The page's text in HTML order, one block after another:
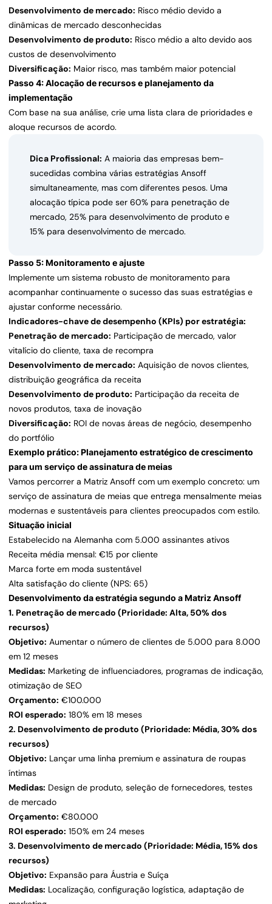
Desenvolvimento de mercado: Risco médio devido a
dinâmicas de mercado desconhecidas
Desenvolvimento de produto: Risco médio a alto devido aos
custos de desenvolvimento
Diversificação: Maior risco, mas também maior potencial
Passo 4: Alocação de recursos e planejamento da
implementação
Com base na sua análise, crie uma lista clara de prioridades e
aloque recursos de acordo.
Dica Profissional: A maioria das empresas bem-
sucedidas combina várias estratégias Ansoff
simultaneamente, mas com diferentes pesos. Uma
alocação típica pode ser 60% para penetração de
mercado, 25% para desenvolvimento de produto e
15% para desenvolvimento de mercado.
Passo 5: Monitoramento e ajuste
Implemente um sistema robusto de monitoramento para
acompanhar continuamente o sucesso das suas estratégias e
ajustar conforme necessário.
Indicadores-chave de desempenho (KPIs) por estratégia:
Penetração de mercado: Participação de mercado, valor
vitalício do cliente, taxa de recompra
Desenvolvimento de mercado: Aquisição de novos clientes,
distribuição geográfica da receita
Desenvolvimento de produto: Participação da receita de
novos produtos, taxa de inovação
Diversificação: ROI de novas áreas de negócio, desempenho
do portfólio
Exemplo prático: Planejamento estratégico de crescimento
para um serviço de assinatura de meias
Vamos percorrer a Matriz Ansoff com um exemplo concreto: um
serviço de assinatura de meias que entrega mensalmente meias
modernas e sustentáveis para clientes preocupados com estilo.
Situação inicial
Estabelecido na Alemanha com 5.000 assinantes ativos
Receita média mensal: €15 por cliente
Marca forte em moda sustentável
Alta satisfação do cliente (NPS: 65)
Desenvolvimento da estratégia segundo a Matriz Ansoff
1. Penetração de mercado (Prioridade: Alta, 50% dos
recursos)
Objetivo: Aumentar o número de clientes de 5.000 para 8.000
em 12 meses
Medidas: Marketing de influenciadores, programas de indicação,
otimização de SEO
Orçamento: €100.000
ROI esperado: 180% em 18 meses
2. Desenvolvimento de produto (Prioridade: Média, 30% dos
recursos)
Objetivo: Lançar uma linha premium e assinatura de roupas
íntimas
Medidas: Design de produto, seleção de fornecedores, testes
de mercado
Orçamento: €80.000
ROI esperado: 150% em 24 meses
3. Desenvolvimento de mercado (Prioridade: Média, 15% dos
recursos)
Objetivo: Expansão para Áustria e Suíça
Medidas: Localização, configuração logística, adaptação de